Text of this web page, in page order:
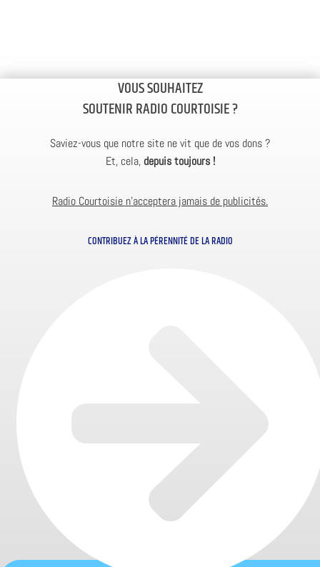
VOUS SOUHAITEZ
SOUTENIR RADIO COURTOISIE ?
Saviez-vous que notre site ne vit que de vos dons ?
Et, cela, depuis toujours !
Radio Courtoisie n’acceptera jamais de publicités.
CONTRIBUEZ À LA PÉRENNITÉ DE LA RADIO